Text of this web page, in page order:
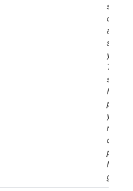
alami
yang
Mobil
yang
lampu